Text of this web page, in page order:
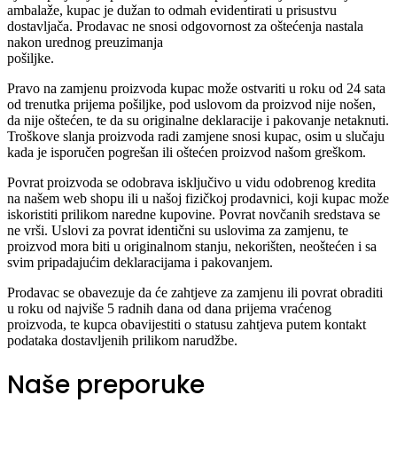
ambalaže, kupac je dužan to odmah evidentirati u prisustvu
dostavljača. Prodavac ne snosi odgovornost za oštećenja nastala
nakon urednog preuzimanja
pošiljke.
Pravo na zamjenu proizvoda kupac može ostvariti u roku od 24 sata
od trenutka prijema pošiljke, pod uslovom da proizvod nije nošen,
da nije oštećen, te da su originalne deklaracije i pakovanje netaknuti.
Troškove slanja proizvoda radi zamjene snosi kupac, osim u slučaju
kada je isporučen pogrešan ili oštećen proizvod našom greškom.
Povrat proizvoda se odobrava isključivo u vidu odobrenog kredita
na našem web shopu ili u našoj fizičkoj prodavnici, koji kupac može
iskoristiti prilikom naredne kupovine. Povrat novčanih sredstava se
ne vrši. Uslovi za povrat identični su uslovima za zamjenu, te
proizvod mora biti u originalnom stanju, nekorišten, neoštećen i sa
svim pripadajućim deklaracijama i pakovanjem.
Prodavac se obavezuje da će zahtjeve za zamjenu ili povrat obraditi
u roku od najviše 5 radnih dana od dana prijema vraćenog
proizvoda, te kupca obavijestiti o statusu zahtjeva putem kontakt
podataka dostavljenih prilikom narudžbe.
Naše preporuke